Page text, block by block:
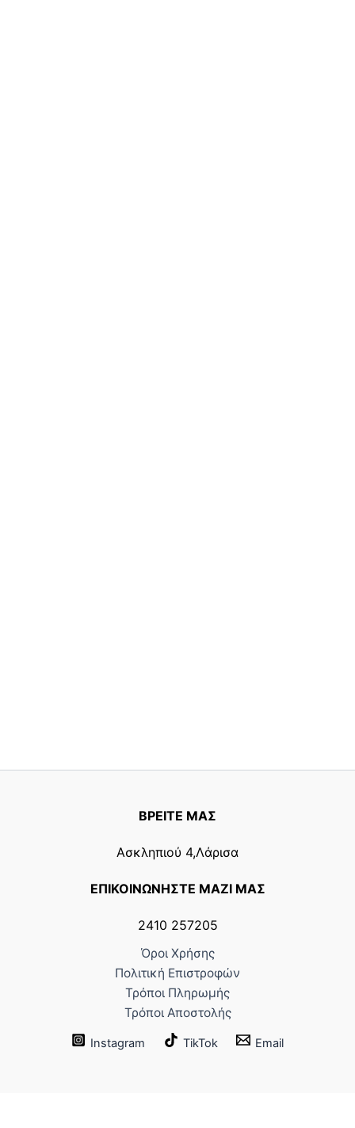
ΒΡΕΙΤΕ ΜΑΣ
Ασκληπιού 4,Λάρισα
ΕΠΙΚΟΙΝΩΝΗΣΤΕ ΜΑΖΙ ΜΑΣ
2410 257205
Όροι Χρήσης
Πολιτική Επιστροφών
Τρόποι Πληρωμής
Τρόποι Αποστολής
Instagram TikTok Email